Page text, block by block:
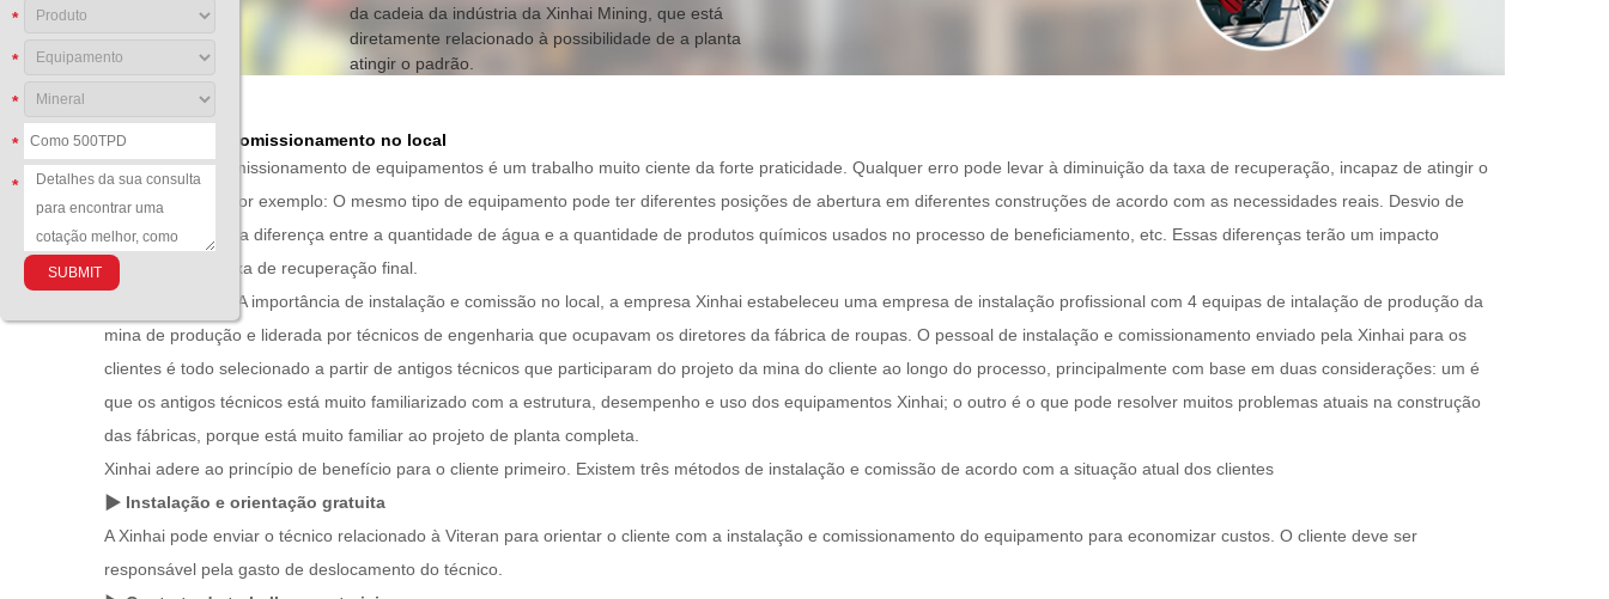
da cadeia da indústria da Xinhai Mining, que está
diretamente relacionado à possibilidade de a planta
atingir o padrão.
Ⅰ Instalação e comissionamento no local
A instalação e comissionamento de equipamentos é um trabalho muito ciente da forte praticidade. Qualquer erro pode levar à diminuição da taxa de recuperação, incapaz de atingir o
valor esperado. Por exemplo: O mesmo tipo de equipamento pode ter diferentes posições de abertura em diferentes construções de acordo com as necessidades reais. Desvio de
instalação. A ligeira diferença entre a quantidade de água e a quantidade de produtos químicos usados no processo de beneficiamento, etc. Essas diferenças terão um impacto
significativo na taxa de recuperação final.
Tendo em vista a A importância de instalação e comissão no local, a empresa Xinhai estabeleceu uma empresa de instalação profissional com 4 equipas de intalação de produção da
mina de produção e liderada por técnicos de engenharia que ocupavam os diretores da fábrica de roupas. O pessoal de instalação e comissionamento enviado pela Xinhai para os
clientes é todo selecionado a partir de antigos técnicos que participaram do projeto da mina do cliente ao longo do processo, principalmente com base em duas considerações: um é
que os antigos técnicos está muito familiarizado com a estrutura, desempenho e uso dos equipamentos Xinhai; o outro é o que pode resolver muitos problemas atuais na construção
das fábricas, porque está muito familiar ao projeto de planta completa.
Xinhai adere ao princípio de benefício para o cliente primeiro. Existem três métodos de instalação e comissão de acordo com a situação atual dos clientes
▶ Instalação e orientação gratuita
A Xinhai pode enviar o técnico relacionado à Viteran para orientar o cliente com a instalação e comissionamento do equipamento para economizar custos. O cliente deve ser
responsável pela gasto de deslocamento do técnico.
*
*
*
*
*